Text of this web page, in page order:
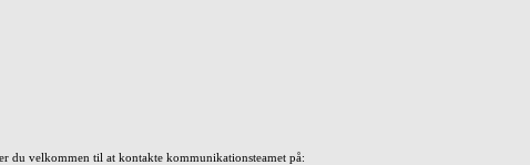
du velkommen til at kontakte kommunikationsteamet på: